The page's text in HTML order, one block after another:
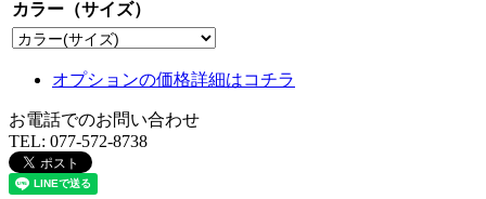
カラー（サイズ）
オプションの価格詳細はコチラ
お電話でのお問い合わせ
TEL: 077-572-8738